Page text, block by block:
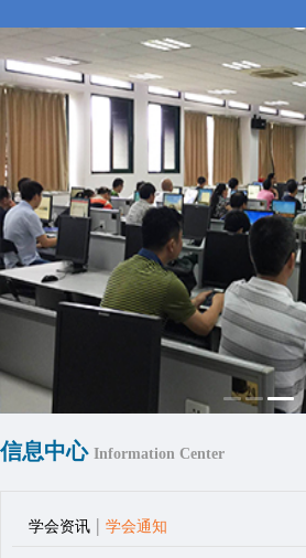
信息中心 Information Center
学会资讯 | 学会通知